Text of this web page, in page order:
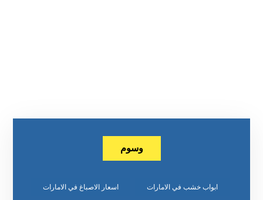
وسوم
ابواب خشب في الامارات اسعار الاصباغ في الامارات